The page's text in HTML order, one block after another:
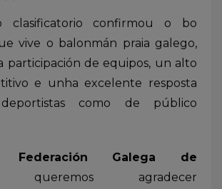
clasificatorio confirmou o bo
vive o balonmán praia galego,
participación de equipos, un alto
e unha excelente resposta
como de público
Federación Galega de
agradecer